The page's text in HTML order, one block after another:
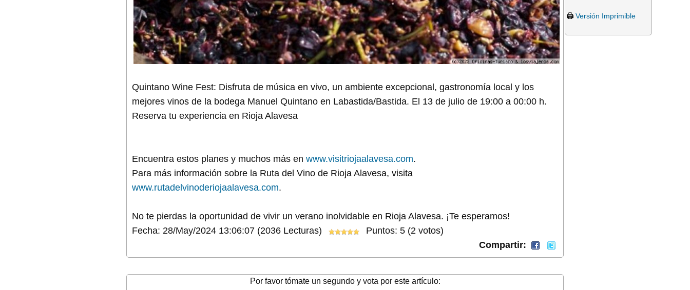
Quintano Wine Fest: Disfruta de música en vivo, un ambiente excepcional, gastronomía local y los
mejores vinos de la bodega Manuel Quintano en Labastida/Bastida. El 13 de julio de 19:00 a 00:00 h.
Reserva tu experiencia en Rioja Alavesa
Encuentra estos planes y muchos más en www.visitriojaalavesa.com.
Para más información sobre la Ruta del Vino de Rioja Alavesa, visita
www.rutadelvinoderiojaalavesa.com.
No te pierdas la oportunidad de vivir un verano inolvidable en Rioja Alavesa. ¡Te esperamos!
Fecha: 28/May/2024 13:06:07 (2036 Lecturas)
Puntos: 5 (2 votos)
Compartir:
Por favor tómate un segundo y vota por este artículo:
🖨️ Versión Imprimible